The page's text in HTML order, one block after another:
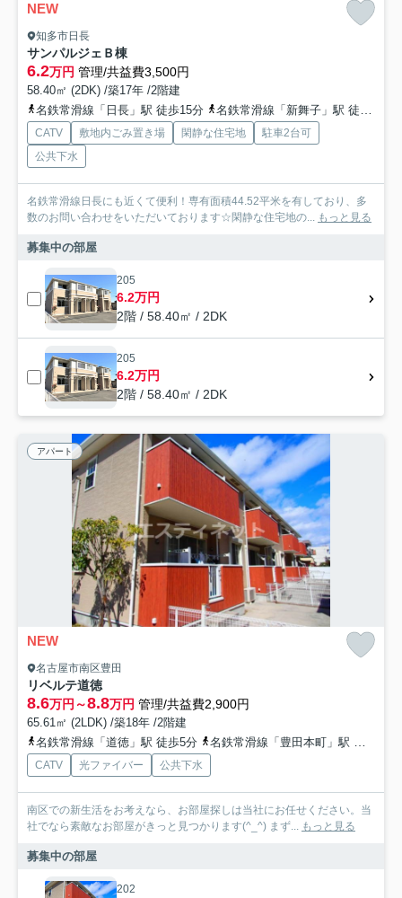
NEW
知多市日長
サンパルジェＢ棟
6.2万円 管理/共益費3,500円
58.40㎡ (2DK) /築17年 /2階建
名鉄常滑線「日長」駅 徒歩15分
名鉄常滑線「新舞子」駅 徒歩20分
CATV 敷地内ごみ置き場 閑静な住宅地
駐車2台可
公共下水
名鉄常滑線日長にも近くて便利！専有面積44.52平米を有しており、多
数のお問い合わせをいただいております☆閑静な住宅地の... もっと見る
募集中の部屋
205
6.2万円
2階 / 58.40㎡ / 2DK
205
6.2万円
2階 / 58.40㎡ / 2DK
アパート
NEW
名古屋市南区豊田
リベルテ道徳
8.6万円～8.8万円 管理/共益費2,900円
65.61㎡ (2LDK) /築18年 /2階建
名鉄常滑線「道徳」駅 徒歩5分
名鉄常滑線「豊田本町」駅 徒歩13分
CATV 光ファイバー 公共下水
南区での新生活をお考えなら、お部屋探しは当社にお任せください。当
社でなら素敵なお部屋がきっと見つかります(^_^) まず... もっと見る
募集中の部屋
202